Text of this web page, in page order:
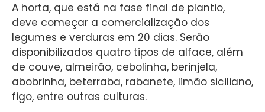
A horta, que está na fase final de plantio,
deve começar a comercialização dos
legumes e verduras em 20 dias. Serão
disponibilizados quatro tipos de alface, além
de couve, almeirão, cebolinha, berinjela,
abobrinha, beterraba, rabanete, limão siciliano,
figo, entre outras culturas.